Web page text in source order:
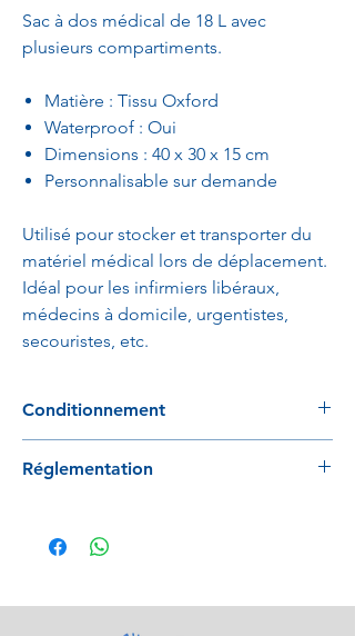
Sac à dos médical de 18 L avec
plusieurs compartiments.
Matière : Tissu Oxford
Waterproof : Oui
Dimensions : 40 x 30 x 15 cm
Personnalisable sur demande
Utilisé pour stocker et transporter du
matériel médical lors de déplacement.
Idéal pour les infirmiers libéraux,
médecins à domicile, urgentistes,
secouristes, etc.
Conditionnement
Réglementation